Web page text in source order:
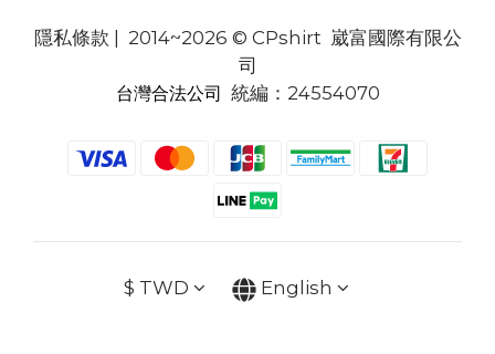
隱私條款 | 2014~2026 © CPshirt 崴富國際有限公
司
台灣合法公司 統編：24554070
$ TWD English